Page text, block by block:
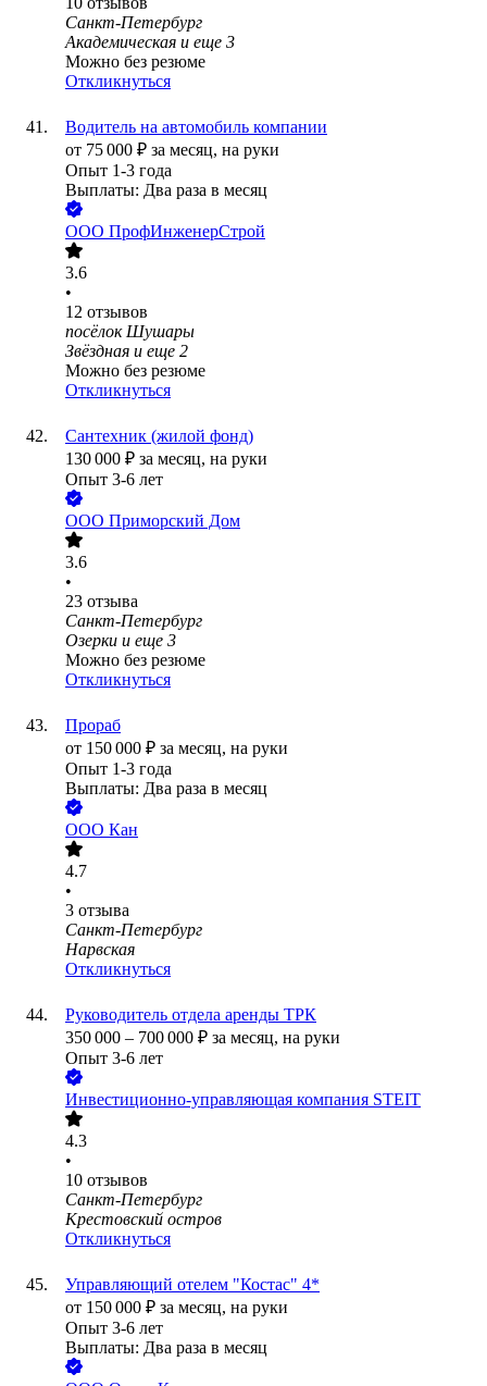
Санкт-Петербург
Академическая и еще 3
Можно без резюме
Откликнуться
Водитель на автомобиль компании
от 75 000 ₽ за месяц, на руки
Опыт 1-3 года
Выплаты: Два раза в месяц
ООО ПрофИнженерСтрой
3.6
•
12 отзывов
посёлок Шушары
Звёздная и еще 2
Можно без резюме
Откликнуться
Сантехник (жилой фонд)
130 000 ₽ за месяц, на руки
Опыт 3-6 лет
ООО Приморский Дом
3.6
•
23 отзыва
Санкт-Петербург
Озерки и еще 3
Можно без резюме
Откликнуться
Прораб
от 150 000 ₽ за месяц, на руки
Опыт 1-3 года
Выплаты: Два раза в месяц
ООО Кан
4.7
•
3 отзыва
Санкт-Петербург
Нарвская
Откликнуться
Руководитель отдела аренды ТРК
350 000 – 700 000 ₽ за месяц, на руки
Опыт 3-6 лет
Инвестиционно-управляющая компания STEIT
4.3
•
10 отзывов
Санкт-Петербург
Крестовский остров
Откликнуться
Управляющий отелем "Костас" 4*
от 150 000 ₽ за месяц, на руки
Опыт 3-6 лет
Выплаты: Два раза в месяц